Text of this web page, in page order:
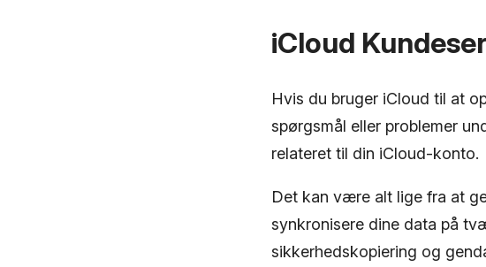
iCloud
Hvis du bruger iCloud til at
spørgsmål eller problemer
relateret til din iCloud-konto.
Det kan være alt lige fra at
synkronisere dine data på
sikkerhedskopiering og